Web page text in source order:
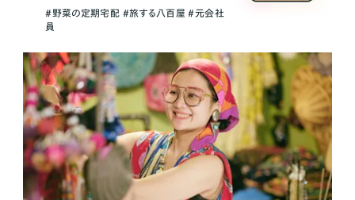
＃野菜の定期宅配 ＃旅する八百屋 ＃元会社
員